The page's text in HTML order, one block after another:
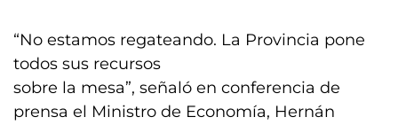
“No estamos regateando. La Provincia pone
todos sus recursos
sobre la mesa”, señaló en conferencia de
prensa el Ministro de Economía, Hernán